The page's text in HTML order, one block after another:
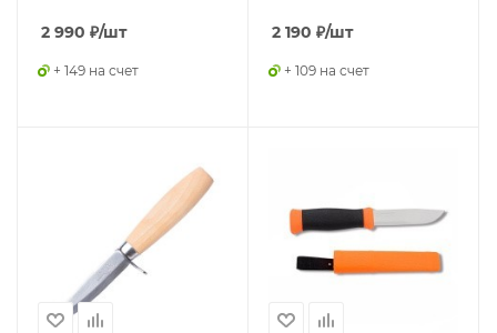
2 990 ₽/шт
+ 149 на счет
2 190 ₽/шт
+ 109 на счет